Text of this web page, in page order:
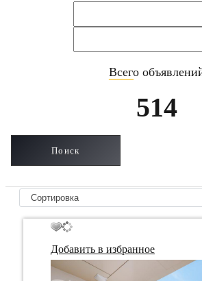
Всего
____
514
Добавить в избранное